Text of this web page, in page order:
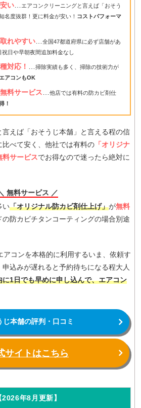
い…
エアコンクリーニングと言えば「おそう
名度抜群！更に料金が安い！ コストパフォーマ
れやすい…
全国47都道府県に必ず店舗があ
祝日や早朝夜間追加料金なし
対応！ …掃除実績も多く、掃除の技術力が
アコンもOK
料サービス
他店では有料の防カビ剤仕
！
えば「おそうじ本舗」と言える程の信
べて安く、他社では有料の 「オリジナ
料サービスでお得なので迷ったら絶対に
無料サービス ／
い「オリジナル防カビ剤仕上げ」が無料
の防カビチタンコーティングの場合別途
アコンを本格的に利用するいま、依頼す
込みが遅れると予約待ちになる程大人
に1日でも早めに申し込んで、エアコン
じ本舗の評判・口コミ
サイトはこちら
2026年8月更新】